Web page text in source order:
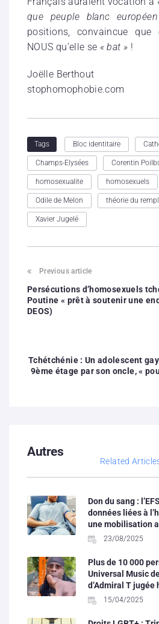
que peuple blanc
positions, convaincue que
NOUS qu’elle se « bat » !
Joëlle Berthout
stophomophobie.com
Tags Bloc identitaire
Champs-Elysées Corentin
homosexualite homosexuels
Odile de Melon théorie du
Xavier Jugelé
Previous article
Persécutions d’homosexuels
Poutine « prêt à soutenir une
DEOS)
Tchétchénie : Un adolescent
9ème étage par son oncle, «
Autres
Related
Don du sang :
données liées à
une mobilisation
23/08/2025
Plus de 10 000
Universal Music
d’Admiral T jugée
15/04/2025